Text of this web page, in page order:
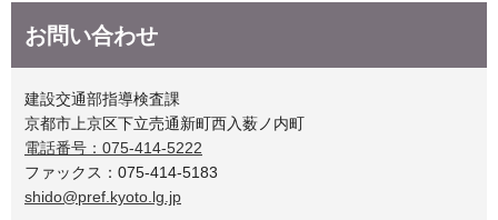
お問い合わせ
建設交通部指導検査課
京都市上京区下立売通新町西入薮ノ内町
電話番号：075-414-5222
ファックス：075-414-5183
shido@pref.kyoto.lg.jp